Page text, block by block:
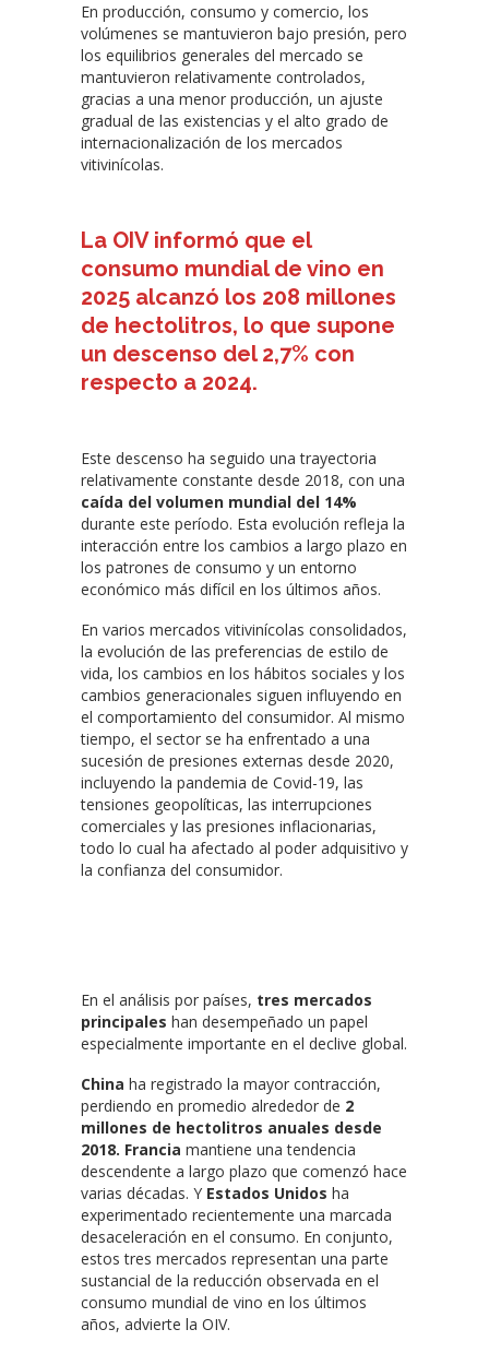
En producción, consumo y comercio, los
volúmenes se mantuvieron bajo presión, pero
los equilibrios generales del mercado se
mantuvieron relativamente controlados,
gracias a una menor producción, un ajuste
gradual de las existencias y el alto grado de
internacionalización de los mercados
vitivinícolas.
La OIV informó que el
consumo mundial de vino en
2025 alcanzó los 208 millones
de hectolitros, lo que supone
un descenso del 2,7% con
respecto a 2024.
Este descenso ha seguido una trayectoria
relativamente constante desde 2018, con una
caída del volumen mundial del 14%
durante este período. Esta evolución refleja la
interacción entre los cambios a largo plazo en
los patrones de consumo y un entorno
económico más difícil en los últimos años.
En varios mercados vitivinícolas consolidados,
la evolución de las preferencias de estilo de
vida, los cambios en los hábitos sociales y los
cambios generacionales siguen influyendo en
el comportamiento del consumidor. Al mismo
tiempo, el sector se ha enfrentado a una
sucesión de presiones externas desde 2020,
incluyendo la pandemia de Covid-19, las
tensiones geopolíticas, las interrupciones
comerciales y las presiones inflacionarias,
todo lo cual ha afectado al poder adquisitivo y
la confianza del consumidor.
En el análisis por países, tres mercados
principales han desempeñado un papel
especialmente importante en el declive global.
China ha registrado la mayor contracción,
perdiendo en promedio alrededor de 2
millones de hectolitros anuales desde
2018. Francia mantiene una tendencia
descendente a largo plazo que comenzó hace
varias décadas. Y Estados Unidos ha
experimentado recientemente una marcada
desaceleración en el consumo. En conjunto,
estos tres mercados representan una parte
sustancial de la reducción observada en el
consumo mundial de vino en los últimos
años, advierte la OIV.